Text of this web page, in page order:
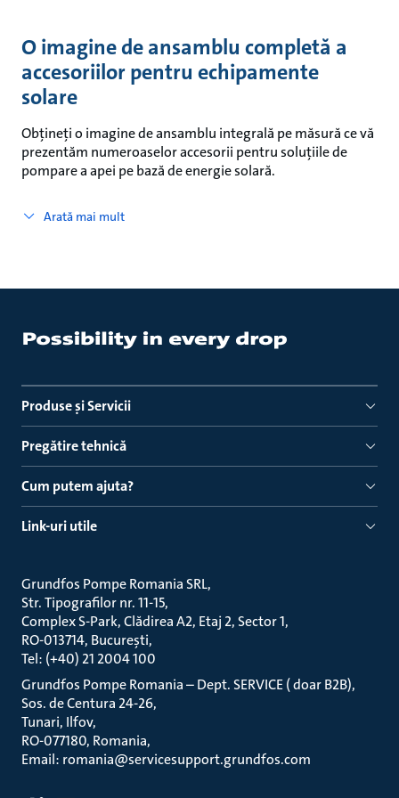
O imagine de ansamblu completă a
accesoriilor pentru echipamente
solare
Obțineți o imagine de ansamblu integrală pe măsură ce vă
prezentăm numeroaselor accesorii pentru soluțiile de
pompare a apei pe bază de energie solară.
Arată mai mult
Produse ṣi Servicii
Pregătire tehnică
Cum putem ajuta?
Link-uri utile
Grundfos Pompe Romania SRL
Str. Tipografilor nr. 11-15
Complex S-Park, Clădirea A2, Etaj 2, Sector 1
RO-013714, București
Tel: (+40) 21 2004 100
Grundfos Pompe Romania – Dept. SERVICE ( doar B2B)
Sos. de Centura 24-26
Tunari, Ilfov
RO-077180, Romania
Email: romania@servicesupport.grundfos.com